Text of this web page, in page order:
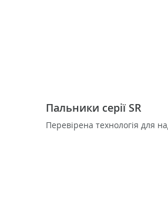
Пальники серії SR
Перевірена технологія для